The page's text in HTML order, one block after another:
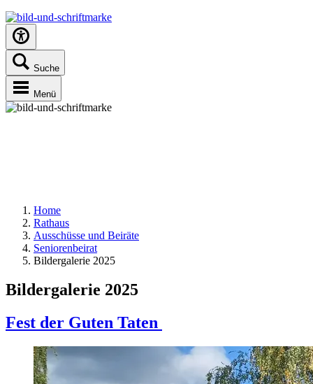
Suche
Menü
Home
Rathaus
Ausschüsse und Beiräte
Seniorenbeirat
Bildergalerie 2025
Bildergalerie 2025
Fest der Guten Taten